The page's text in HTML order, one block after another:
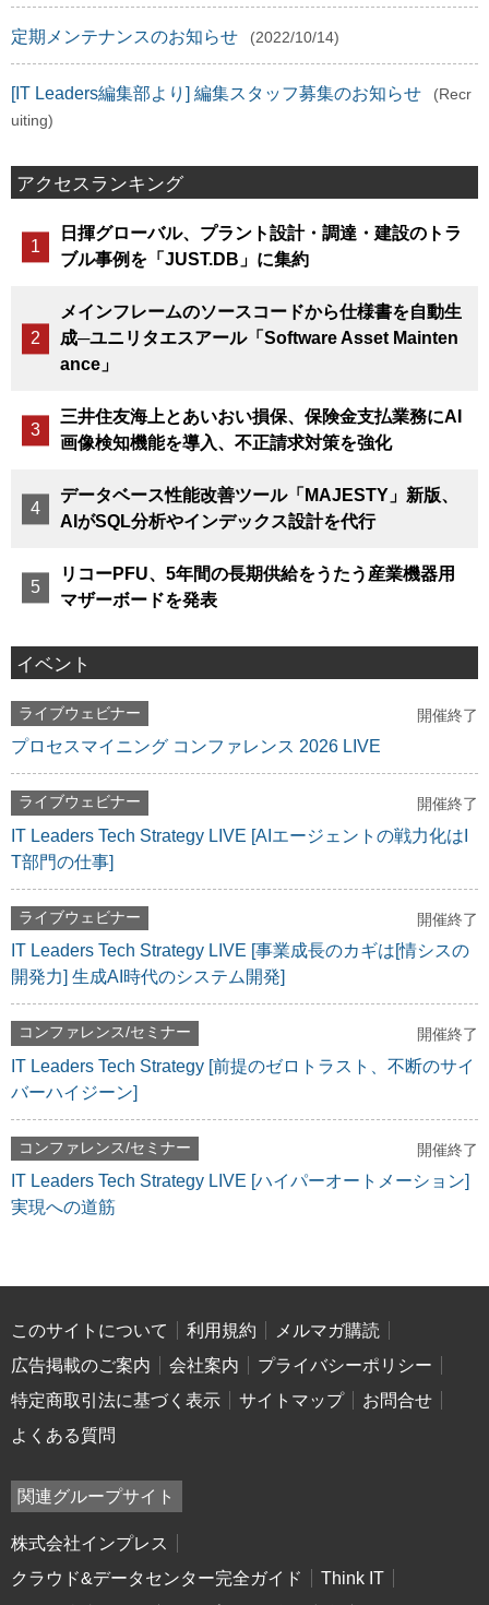
定期メンテナンスのお知らせ (2022/10/14)
[IT Leaders編集部より] 編集スタッフ募集のお知らせ
(Recr
uiting)
アクセスランキング
日揮グローバル、プラント設計・調達・建設のトラ
ブル事例を「JUST.DB」に集約
メインフレームのソースコードから仕様書を自動生
成─ユニリタエスアール「Software Asset Mainten
ance」
三井住友海上とあいおい損保、保険金支払業務にAI
画像検知機能を導入、不正請求対策を強化
データベース性能改善ツール「MAJESTY」新版、
AIがSQL分析やインデックス設計を代行
リコーPFU、5年間の長期供給をうたう産業機器用
マザーボードを発表
イベント
ライブウェビナー 開催終了
プロセスマイニング コンファレンス 2026 LIVE
ライブウェビナー 開催終了
IT Leaders Tech Strategy LIVE [AIエージェントの戦力化はI
T部門の仕事]
ライブウェビナー 開催終了
IT Leaders Tech Strategy LIVE [事業成長のカギは[情シスの
開発力] 生成AI時代のシステム開発]
コンファレンス/セミナー 開催終了
IT Leaders Tech Strategy [前提のゼロトラスト、不断のサイ
バーハイジーン]
コンファレンス/セミナー 開催終了
IT Leaders Tech Strategy LIVE [ハイパーオートメーション]
実現への道筋
このサイトについて 利用規約
メルマガ購読
広告掲載のご案内
会社案内
プライバシーポリシー
特定商取引法に基づく表示
サイトマップ
お問合せ
よくある質問
関連グループサイト
株式会社インプレス
クラウド&データセンター完全ガイド
Think IT